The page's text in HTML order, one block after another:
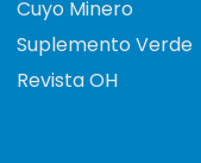
Cuyo Minero
Suplemento Verde
Revista OH